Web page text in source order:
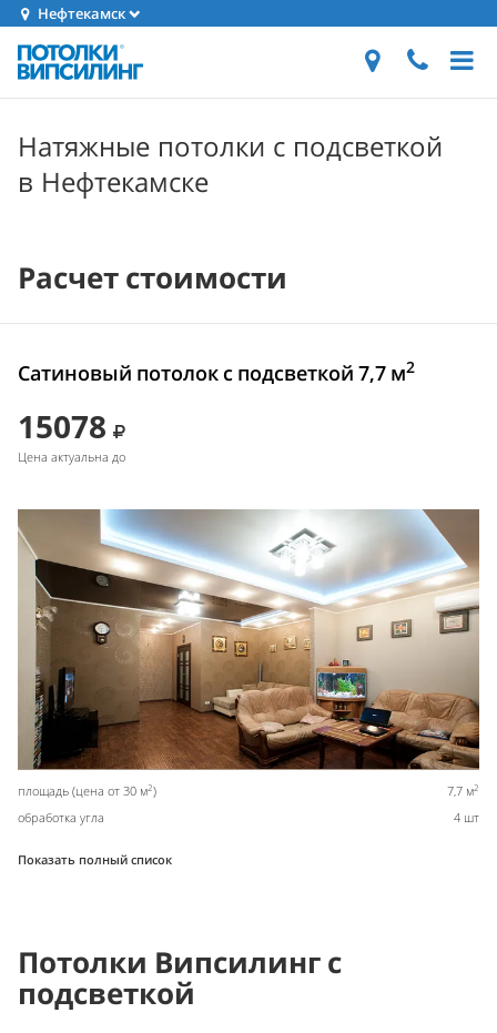
Нефтекамск
Натяжные потолки с подсветкой
в Нефтекамске
Расчет стоимости
Сатиновый потолок с подсветкой 7,7 м2
15078
Цена актуальна до
площадь (цена от 30 м2) 7,7 м2
обработка угла 4 шт
Показать полный список
Потолки Випсилинг с
подсветкой